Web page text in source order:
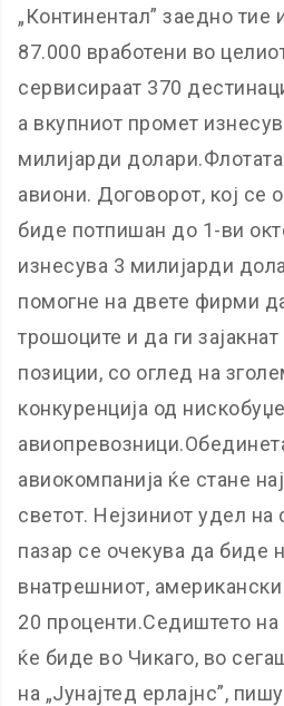
„Континентал” заедно тие
87.000 вработени во
сервисираат 370
а вкупниот промет
милијарди
авиони. Договорот, кој се
биде потпишан до 1-ви
изнесува 3 милијарди
помогне на двете фирми
трошоците и да ги
позиции, со оглед на
конкуренција од
авиокомпанија ќе стане
светот. Нејзиниот удел на
пазар се очекува да биде
внатрешниот,
20 проценти.Седиштето на
ќе биде во Чикаго, во
на „Јунајтед ерлајнс”,